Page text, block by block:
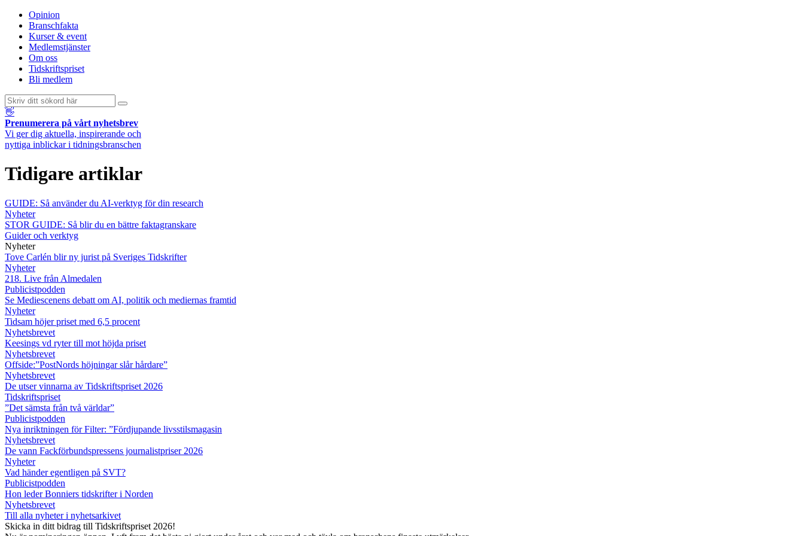
Opinion
Branschfakta
Kurser & event
Medlemstjänster
Om oss
Tidskriftspriset
Bli medlem
👋
Prenumerera på vårt nyhetsbrev
Vi ger dig aktuella, inspirerande och
nyttiga inblickar i tidningsbranschen
Tidigare artiklar
GUIDE: Så använder du AI-verktyg för din research
Nyheter
STOR GUIDE: Så blir du en bättre faktagranskare
Guider och verktyg
Nyheter
Tove Carlén blir ny jurist på Sveriges Tidskrifter
Nyheter
218. Live från Almedalen
Publicistpodden
Se Mediescenens debatt om AI, politik och mediernas framtid
Nyheter
Tidsam höjer priset med 6,5 procent
Nyhetsbrevet
Keesings vd ryter till mot höjda priset
Nyhetsbrevet
Offside:”PostNords höjningar slår hårdare”
Nyhetsbrevet
De utser vinnarna av Tidskriftspriset 2026
Tidskriftspriset
”Det sämsta från två världar”
Publicistpodden
Nya inriktningen för Filter: ”Fördjupande livsstilsmagasin
Nyhetsbrevet
De vann Fackförbundspressens journalistpriser 2026
Nyheter
Vad händer egentligen på SVT?
Publicistpodden
Hon leder Bonniers tidskrifter i Norden
Nyhetsbrevet
Till alla nyheter i nyhetsarkivet
Skicka in ditt bidrag till Tidskriftspriset 2026!